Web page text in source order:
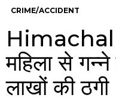
CRIME/ACCIDENT
Himachal
महिला से
लाखों की ठगी